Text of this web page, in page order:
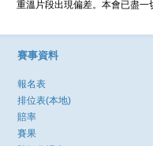
重溫片段出現偏差。本會已盡
賽事資料
報名表
排位表(本地)
賠率
賽果